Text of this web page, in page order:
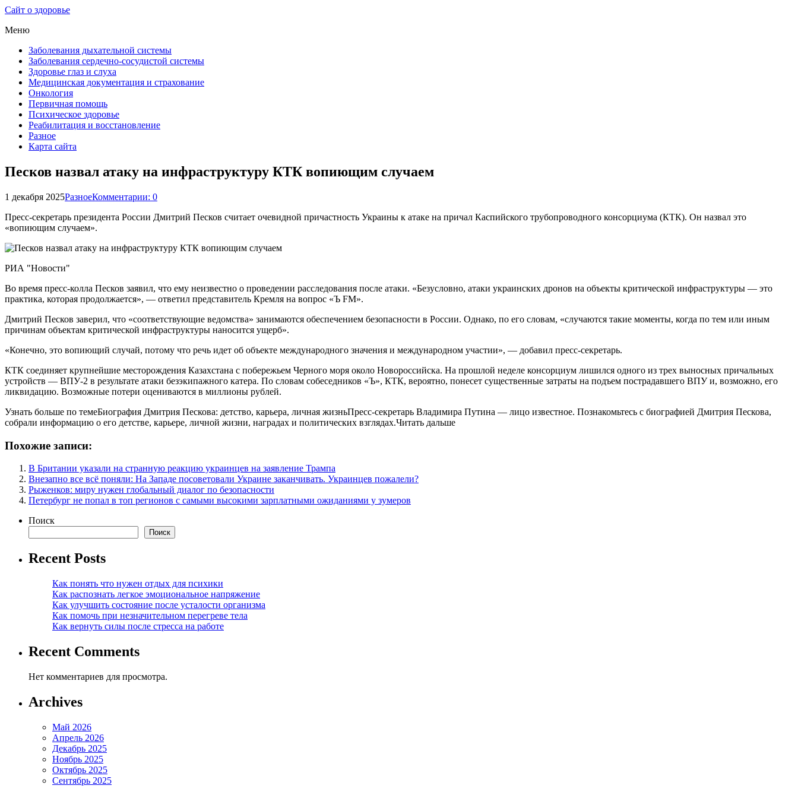
Сайт о здоровье
Меню
Заболевания дыхательной системы
Заболевания сердечно-сосудистой системы
Здоровье глаз и слуха
Медицинская документация и страхование
Онкология
Первичная помощь
Психическое здоровье
Реабилитация и восстановление
Разное
Карта сайта
Песков назвал атаку на инфраструктуру КТК вопиющим случаем
1 декабря 2025РазноеКомментарии: 0
Пресс-секретарь президента России Дмитрий Песков считает очевидной причастность Украины к атаке на причал Каспийского трубопроводного консорциума (КТК). Он назвал это
«вопиющим случаем».
РИА "Новости"
Во время пресс-колла Песков заявил, что ему неизвестно о проведении расследования после атаки. «Безусловно, атаки украинских дронов на объекты критической инфраструктуры — это
практика, которая продолжается», — ответил представитель Кремля на вопрос «Ъ FM».
Дмитрий Песков заверил, что «соответствующие ведомства» занимаются обеспечением безопасности в России. Однако, по его словам, «случаются такие моменты, когда по тем или иным
причинам объектам критической инфраструктуры наносится ущерб».
«Конечно, это вопиющий случай, потому что речь идет об объекте международного значения и международном участии», — добавил пресс-секретарь.
КТК соединяет крупнейшие месторождения Казахстана с побережьем Черного моря около Новороссийска. На прошлой неделе консорциум лишился одного из трех выносных причальных
устройств — ВПУ-2 в результате атаки безэкипажного катера. По словам собеседников «Ъ», КТК, вероятно, понесет существенные затраты на подъем пострадавшего ВПУ и, возможно, его
ликвидацию. Возможные потери оцениваются в миллионы рублей.
Узнать больше по темеБиография Дмитрия Пескова: детство, карьера, личная жизньПресс-секретарь Владимира Путина — лицо известное. Познакомьтесь с биографией Дмитрия Пескова,
собрали информацию о его детстве, карьере, личной жизни, наградах и политических взглядах.Читать дальше
Похожие записи:
В Британии указали на странную реакцию украинцев на заявление Трампа
Внезапно все всё поняли: На Западе посоветовали Украине заканчивать. Украинцев пожалели?
Рыженков: миру нужен глобальный диалог по безопасности
Петербург не попал в топ регионов с самыми высокими зарплатными ожиданиями у зумеров
Поиск
Поиск
Recent Posts
Как понять что нужен отдых для психики
Как распознать легкое эмоциональное напряжение
Как улучшить состояние после усталости организма
Как помочь при незначительном перегреве тела
Как вернуть силы после стресса на работе
Recent Comments
Нет комментариев для просмотра.
Archives
Май 2026
Апрель 2026
Декабрь 2025
Ноябрь 2025
Октябрь 2025
Сентябрь 2025